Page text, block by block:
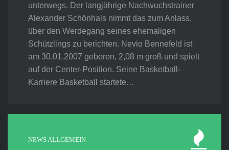
unterwegs. Der langjährige Nachwuchstrainer
Alexander Schönhals nimmt das zum Anlass,
über den Werdegang seines ehemaligen
Schützlings zu berichten. Nevio Bennefeld ist
am 30.01.2007 geboren, 2,08 m groß und spielt
auf der Center-Position. Seine Basketball-
Karriere Basketball startete…
NEWS ALLGEMEIN